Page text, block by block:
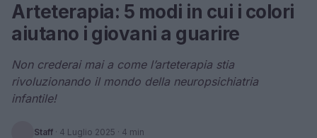
Arteterapia: 5 modi in cui i colori
aiutano i giovani a guarire
Non crederai mai a come l’arteterapia stia
rivoluzionando il mondo della neuropsichiatria
infantile!
Staff · 4 Luglio 2025 · 4 min